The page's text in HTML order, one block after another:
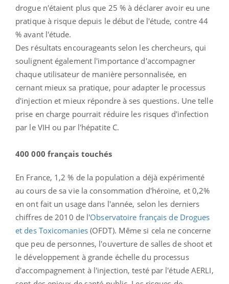
drogue n'étaient plus que 25 % à déclarer avoir eu une
pratique à risque depuis le début de l'étude, contre 44
% avant l'étude.
Des résultats encourageants selon les chercheurs, qui
soulignent également l'importance d'accompagner
chaque utilisateur de manière personnalisée, en
cernant mieux sa pratique, pour adapter le processus
d'injection et mieux répondre à ses questions. Une telle
prise en charge pourrait réduire les risques d'infection
par le VIH ou par l'hépatite C.
400 000 français touchés
En France, 1,2 % de la population a déjà expérimenté
au cours de sa vie la consommation d'héroïne, et 0,2%
en ont fait un usage dans l'année, selon les derniers
chiffres de 2010 de l'Observatoire français de Drogues
et des Toxicomanies(OFDT). Même si cela ne concerne
que peu de personnes, l'ouverture de salles de shoot et
le développement à grande échelle du processus
d'accompagnement à l'injection, testé par l'étude AERLI,